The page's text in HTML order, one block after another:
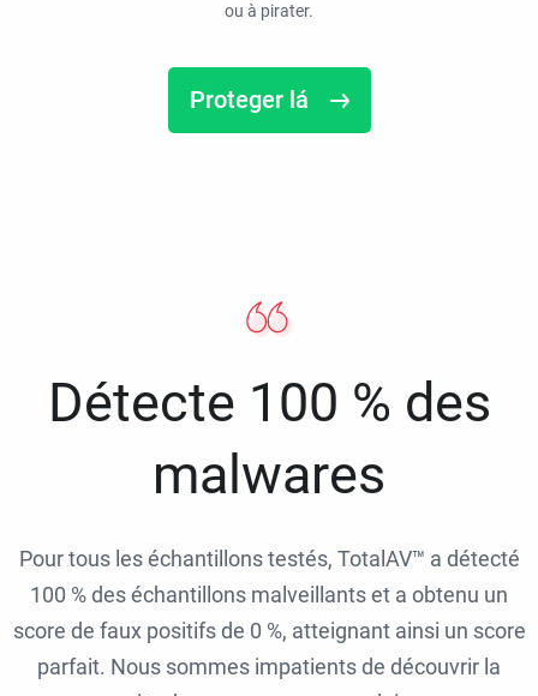
ou à pirater.
Proteger lá
Détecte 100 % des
malwares
Pour tous les échantillons testés, TotalAV™ a détecté
100 % des échantillons malveillants et a obtenu un
score de faux positifs de 0 %, atteignant ainsi un score
parfait. Nous sommes impatients de découvrir la